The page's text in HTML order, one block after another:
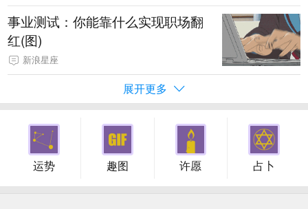
事业测试：你能靠什么实现职场翻
红(图)
新浪星座
展开更多
运势 趣图 许愿 占卜